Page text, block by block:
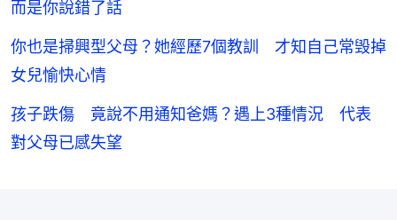
而是你說錯了話
你也是掃興型父母？她經歷7個教訓 才知自己常毁掉
女兒愉快心情
孩子跌傷 竟說不用通知爸媽？遇上3種情況 代表
對父母已感失望